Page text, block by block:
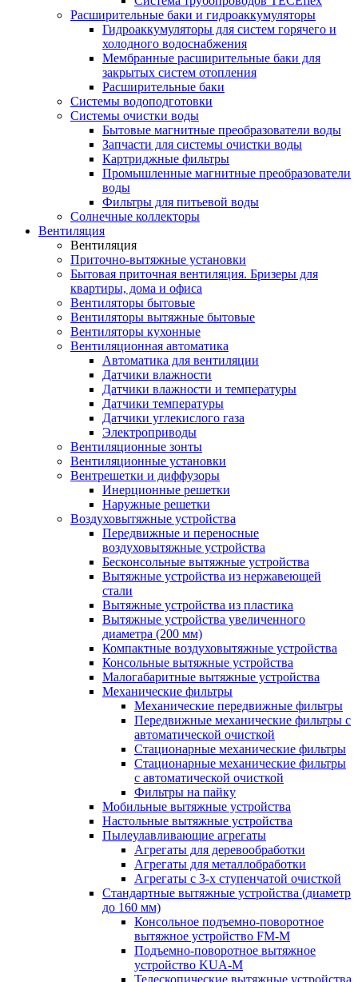
Расширительные баки и гидроаккумуляторы
Гидроаккумуляторы для систем горячего и
холодного водоснабжения
Мембранные расширительные баки для
закрытых систем отопления
Расширительные баки
Системы водоподготовки
Системы очистки воды
Бытовые магнитные преобразователи воды
Запчасти для системы очистки воды
Картриджные фильтры
Промышленные магнитные преобразователи
воды
Фильтры для питьевой воды
Солнечные коллекторы
Вентиляция
Вентиляция
Приточно-вытяжные установки
Бытовая приточная вентиляция. Бризеры для
квартиры, дома и офиса
Вентиляторы бытовые
Вентиляторы вытяжные бытовые
Вентиляторы кухонные
Вентиляционная автоматика
Автоматика для вентиляции
Датчики влажности
Датчики влажности и температуры
Датчики температуры
Датчики углекислого газа
Электроприводы
Вентиляционные зонты
Вентиляционные установки
Вентрешетки и диффузоры
Инерционные решетки
Наружные решетки
Воздуховытяжные устройства
Передвижные и переносные
воздуховытяжные устройства
Бесконсольные вытяжные устройства
Вытяжные устройства из нержавеющей
стали
Вытяжные устройства из пластика
Вытяжные устройства увеличенного
диаметра (200 мм)
Компактные воздуховытяжные устройства
Консольные вытяжные устройства
Малогабаритные вытяжные устройства
Механические фильтры
Механические передвижные фильтры
Передвижные механические фильтры с
автоматической очисткой
Стационарные механические фильтры
Стационарные механические фильтры
с автоматической очисткой
Фильтры на пайку
Мобильные вытяжные устройства
Настольные вытяжные устройства
Пылеулавливающие агрегаты
Агрегаты для деревообработки
Агрегаты для металлобработки
Агрегаты с 3-х ступенчатой очисткой
Стандартные вытяжные устройства (диаметр
до 160 мм)
Консольное подъемно-поворотное
вытяжное устройство FM-M
Подъемно-поворотное вытяжное
устройство KUA-M
Телескопические вытяжные устройства